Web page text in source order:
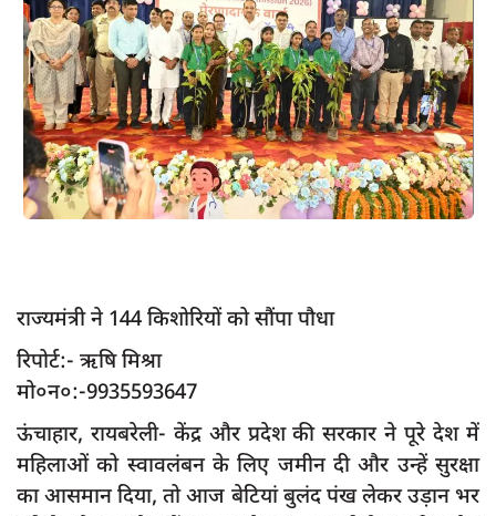
App verify
समस्या
Covid-19
अपराध
राजनीति
साक्षात्कार
सामाजिक
खेल
latest
प्रशासनिक
दुर्घटना
राज्यमंत्री ने 144 किशोरियों को सौंपा पौधा
रिपोर्ट:- ऋषि मिश्रा
मो०न०:-9935593647
ऊंचाहार, रायबरेली- केंद्र और प्रदेश की सरकार ने पूरे देश में
महिलाओं को स्वावलंबन के लिए जमीन दी और उन्हें सुरक्षा
का आसमान दिया, तो आज बेटियां बुलंद पंख लेकर उड़ान भर